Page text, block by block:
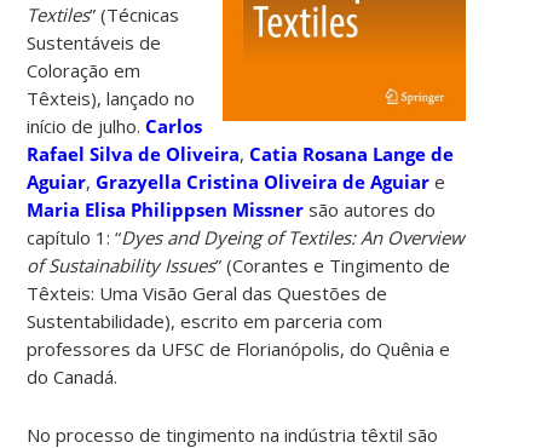
Textiles” (Técnicas
Sustentáveis de
Coloração em
Têxteis), lançado no
início de julho.Carlos
Rafael Silva de Oliveira,Catia Rosana Lange de
Aguiar,Grazyella Cristina Oliveira de Aguiar e
Maria Elisa Philippsen Missner são autores do
capítulo 1: “Dyes and Dyeing of Textiles: An Overview
of Sustainability Issues” (Corantes e Tingimento de
Têxteis: Uma Visão Geral das Questões de
Sustentabilidade), escrito em parceria com
professores da UFSC de Florianópolis, do Quênia e
do Canadá.
No processo de tingimento na indústria têxtil são